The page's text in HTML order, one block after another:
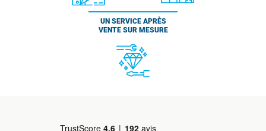
UN SERVICE APRÈS
VENTE SUR MESURE